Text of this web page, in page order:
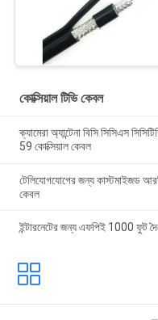
কোক্সিয়াল টিভি কেবল
ক্যামেরা অ্যান্টেনা বিসি সিসিএস
59 কোক্সিয়াল কেবল
টেলিযোগযোগের জন্য কাস্টমাইজড
কেবল
ইন্টারনেটের জন্য এফপিই 1000 ফুট